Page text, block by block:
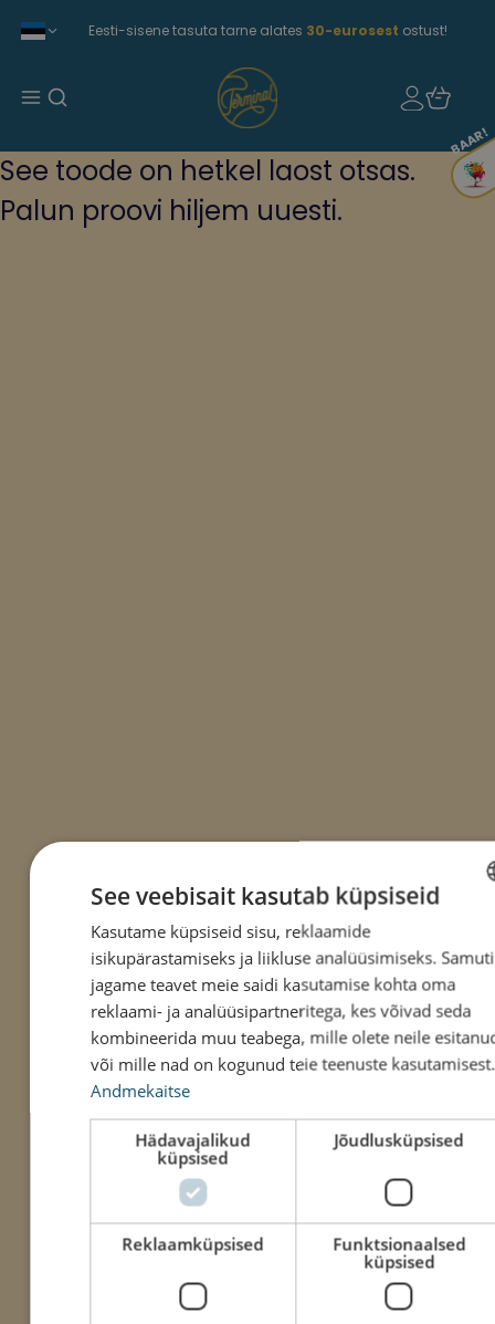
Eesti-sisene tasuta tarne alates 30-eurosest ostust!
BAAR!
See toode on hetkel laost otsas.
Palun proovi hiljem uuesti.
See veebisait kasutab küpsiseid
Kasutame küpsiseid sisu, reklaamide
isikupärastamiseks ja liikluse analüüsimiseks. Samuti
jagame teavet meie saidi kasutamise kohta oma
reklaami- ja analüüsipartneritega, kes võivad seda
kombineerida muu teabega, mille olete neile
või mille nad on kogunud teie teenuste kasutamisest.
Andmekaitse
Hädavajalikud
küpsised
Jõudlusküpsised
Reklaamküpsised
Funktsionaalsed
küpsised